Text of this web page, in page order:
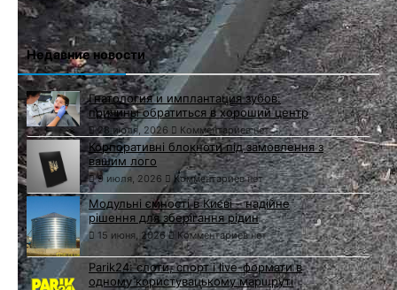
Недавние новости
Гнатология и имплантация зубов:
причины обратиться в хороший центр
28 июля, 2026 Комментариев нет
Корпоративні блокноти під замовлення з
вашим лого
9 июля, 2026 Комментариев нет
Модульні ємності в Києві – надійне
рішення для зберігання рідин
15 июня, 2026 Комментариев нет
Parik24: слоти, спорт і live-формати в
одному користувацькому маршруті